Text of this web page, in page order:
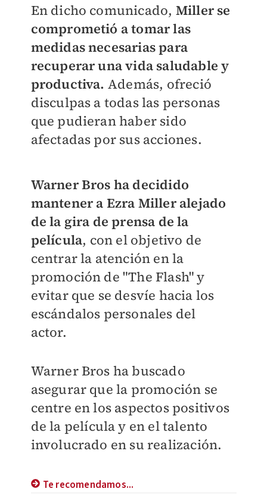
En dicho comunicado, Miller se
comprometió a tomar las
medidas necesarias para
recuperar una vida saludable y
productiva. Además, ofreció
disculpas a todas las personas
que pudieran haber sido
afectadas por sus acciones.
Warner Bros ha decidido
mantener a Ezra Miller alejado
de la gira de prensa de la
película, con el objetivo de
centrar la atención en la
promoción de "The Flash" y
evitar que se desvíe hacia los
escándalos personales del
actor.
Warner Bros ha buscado
asegurar que la promoción se
centre en los aspectos positivos
de la película y en el talento
involucrado en su realización.
Te recomendamos...